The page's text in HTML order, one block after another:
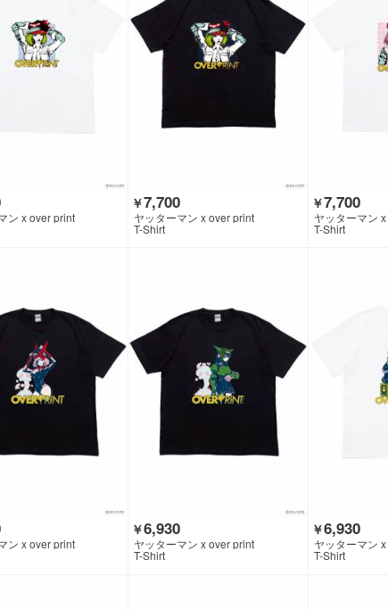
ン x over print
￥7,700
ヤッターマン x over print
T-Shirt
￥7,700
ヤッターマン
T-Shirt
ン x over print
￥6,930
ヤッターマン x over print
T-Shirt
￥6,930
ヤッターマン
T-Shirt